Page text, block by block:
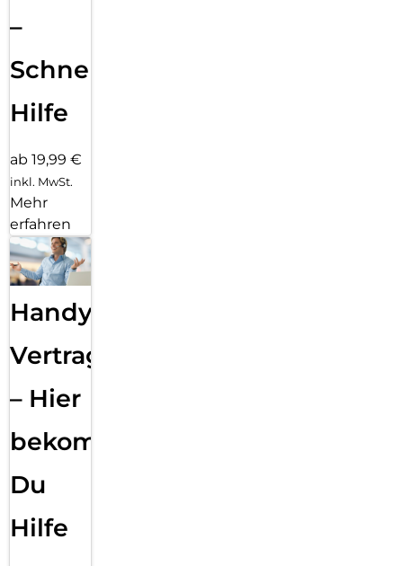
–
Schnelle
Hilfe
ab 19,99 €
inkl. MwSt.
Mehr
erfahren
Handy
Vertragsabwicklung
– Hier
bekommst
Du
Hilfe